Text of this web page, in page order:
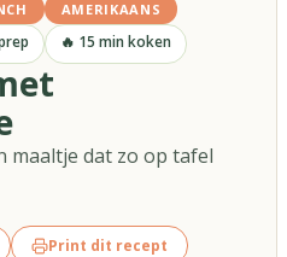
AMERIKAANS
🔥 15 min koken
maaltje dat zo op tafel
Print dit recept